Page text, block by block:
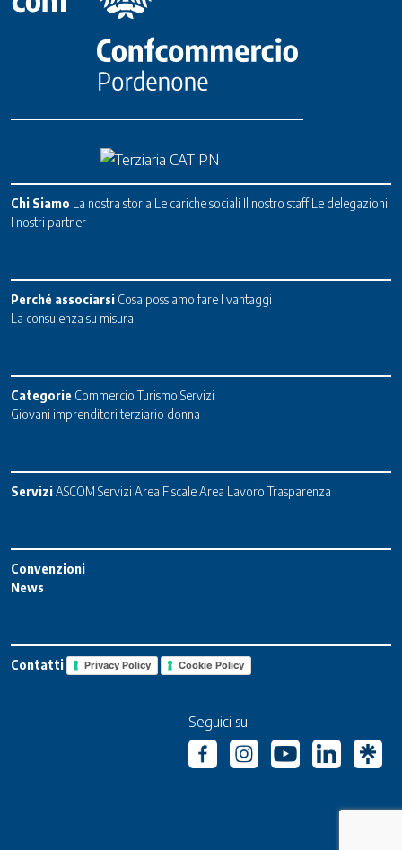
Chi Siamo La nostra storia Le cariche sociali Il nostro staff Le delegazioni
I nostri partner
Perché associarsi Cosa possiamo fare I vantaggi
La consulenza su misura
Categorie Commercio Turismo Servizi
Giovani imprenditori terziario donna
ServiziASCOM Servizi Area FiscaleArea Lavoro Trasparenza
Convenzioni
News
Contatti Privacy Policy Cookie Policy
Seguici su: